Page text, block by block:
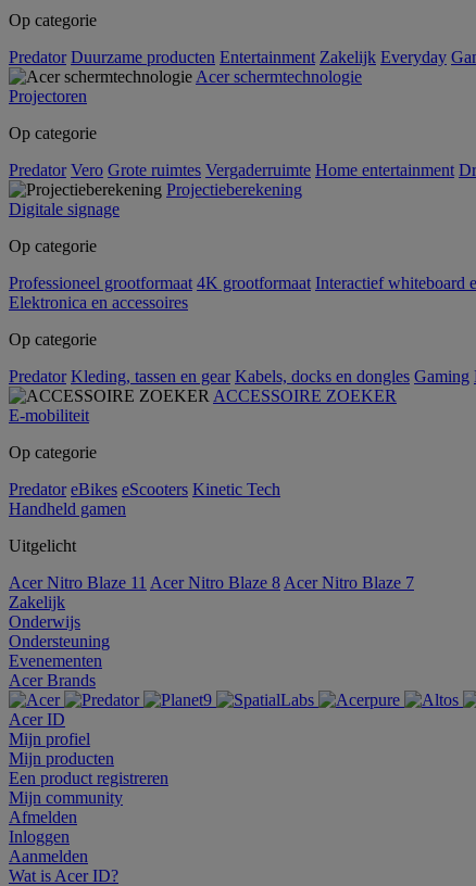
Op categorie
Predator Duurzame producten Entertainment Zakelijk Everyday
Acer schermtechnologie
Projectoren
Op categorie
Predator Vero Grote ruimtes Vergaderruimte Home entertainment
Projectieberekening
Digitale signage
Op categorie
Professioneel grootformaat 4K grootformaat Interactief whiteboard
Elektronica en accessoires
Op categorie
Predator Kleding, tassen en gear Kabels, docks en dongles Gaming
ACCESSOIRE ZOEKER
E-mobiliteit
Op categorie
Predator eBikes eScooters Kinetic Tech
Handheld gamen
Uitgelicht
Acer Nitro Blaze 11 Acer Nitro Blaze 8 Acer Nitro Blaze 7
Zakelijk
Onderwijs
Ondersteuning
Evenementen
Acer Brands
Acer ID
Mijn profiel
Mijn producten
Een product registreren
Mijn community
Afmelden
Inloggen
Aanmelden
Wat is Acer ID?